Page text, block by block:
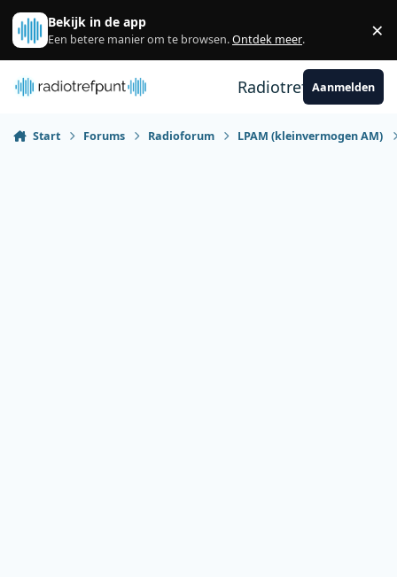
Spring naar bijdragen
Bekijk in de app
Een betere manier om te browsen.Ontdek meer. ×
RadiotrefpuntAanmelden
Start Forums Radioforum LPAM (kleinvermogen AM)